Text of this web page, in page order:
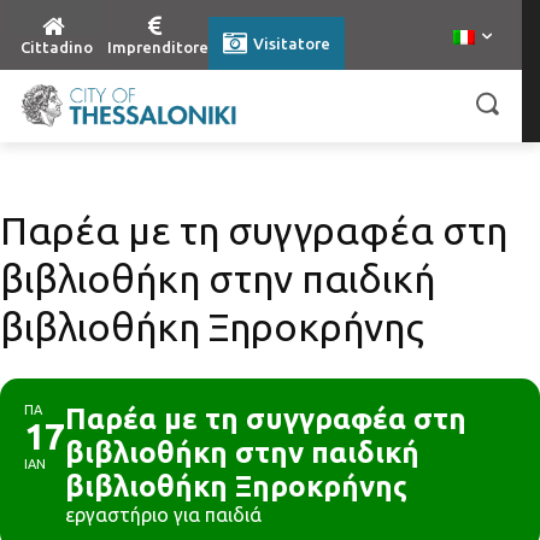
Cittadino Imprenditore Visitatore
Παρέα με τη συγγραφέα στη
βιβλιοθήκη στην παιδική
βιβλιοθήκη Ξηροκρήνης
ΠΑ
17
ΙΑΝ
Παρέα με τη συγγραφέα στη
βιβλιοθήκη στην παιδική
βιβλιοθήκη Ξηροκρήνης
εργαστήριο για παιδιά